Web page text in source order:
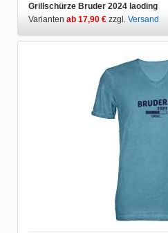
Grillschürze Bruder 2024 laoding
Varianten ab 17,90 € zzgl. Versand